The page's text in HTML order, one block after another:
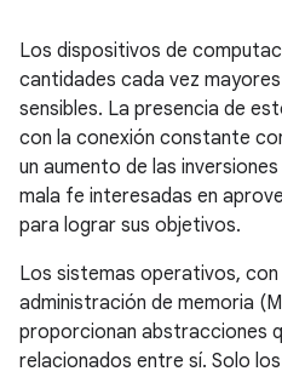
Los dispositivos de
cantidades cada vez
sensibles. La presencia de
con la conexión constante
un aumento de las
mala fe interesadas en
para lograr sus objetivos.
Los sistemas operativos, con
administración de memoria
proporcionan abstracciones
relacionados entre sí. Solo